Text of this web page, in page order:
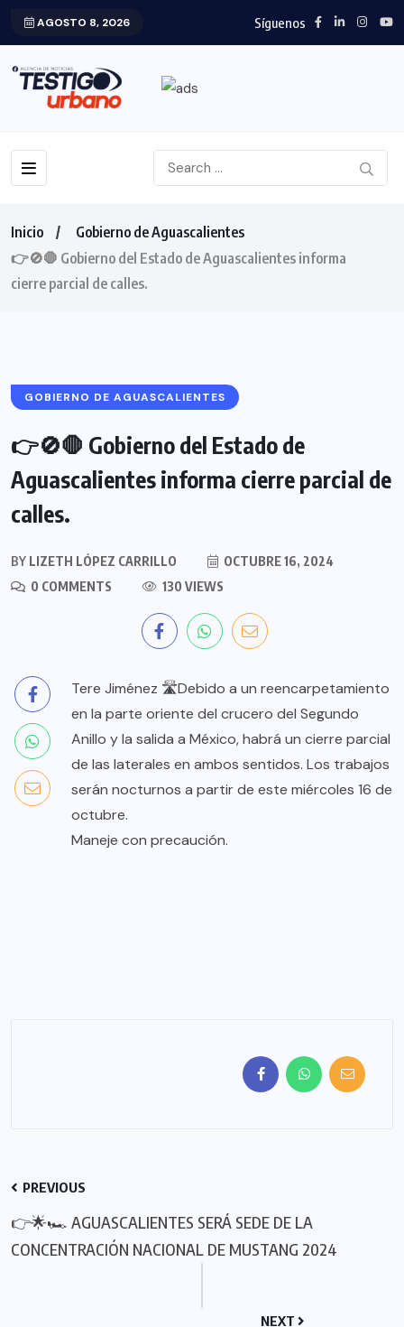
AGOSTO 8, 2026 Síguenos
Inicio
Gobierno de Aguascalientes
👉🚫🛑 Gobierno del Estado de Aguascalientes informa
cierre parcial de calles.
GOBIERNO DE AGUASCALIENTES
👉🚫🛑 Gobierno del Estado de
Aguascalientes informa cierre parcial de
calles.
BY LIZETH LÓPEZ CARRILLO
OCTUBRE 16, 2024
0 COMMENTS
130 VIEWS
Tere Jiménez 🛣️Debido a un reencarpetamiento
en la parte oriente del crucero del Segundo
Anillo y la salida a México, habrá un cierre parcial
de las laterales en ambos sentidos. Los trabajos
serán nocturnos a partir de este miércoles 16 de
octubre.
Maneje con precaución.
PREVIOUS
👉🌟🏎 AGUASCALIENTES SERÁ SEDE DE LA
CONCENTRACIÓN NACIONAL DE MUSTANG 2024
NEXT